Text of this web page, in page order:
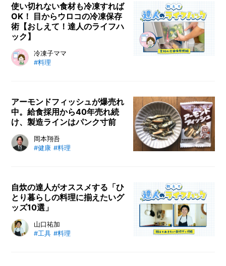
悩みを解消するべく、管理栄養士／
母子栄養指導士の先生を直撃しまし
た。カインズで売っている妊婦にお
すすめの食品も選んで、実際に食べ
てみます！
使い切れない食材も冷凍すれば
OK！ 目からウロコの冷凍保存
術【おしえて！達人のライフハ
ック】
日持ちしない食材の長期保存ができ
る「冷凍保存」。実は、食材には冷
然にトラブルを回避できます。冷凍
保存方法や料理雑学をInstagramで
発信している冷凍子ママさんに、
「どんなものが冷凍保存に向いてい
るのか」や「冷凍保存はおすすめで
便利なグッズも、ぜひ参考にしてみ
てください。
冷凍子ママ
#料理
アーモンドフィッシュが爆売れ
中。給食採用から40年売れ続
け、製造ラインはパンク寸前
健康的なおつまみ・おやつとして幅
広い世代に愛されている「アーモン
品なのですが、実は最近、売上が
年々右肩上がりに伸びているのだと
か。そこで、メーカーのフジサワ
に、アーモンドフィッシュの歴史や
人気の秘密、売上アップの理由など
岡本翔吾
#健康 #料理
自炊の達人がオススメする「ひ
とり暮らしの料理に揃えたいグ
ッズ10選」
一人暮らしの自炊グッズで忘れては
いけないのが実用性。「自炊料理
山口祐加
#工具 #料理